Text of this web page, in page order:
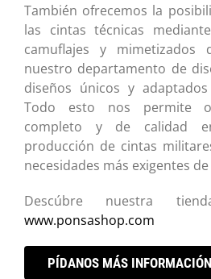
También ofrecemos la
las cintas técnicas
camuflajes y mimetizados
nuestro departamento de
diseños únicos y
Todo esto nos permite
completo y de calidad
producción de cintas
necesidades más exigentes
Descúbre nuestra
www.ponsashop.com
PÍDANOS MÁS INFORMACIÓN